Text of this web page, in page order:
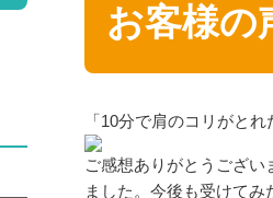
お客様の
「10分で肩のコリがと
ご感想ありがとうござい
ました。今後も受けて